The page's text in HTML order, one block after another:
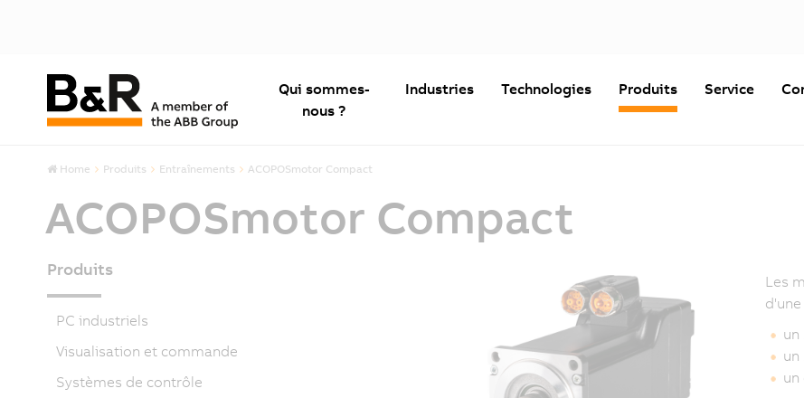
Qui sommes-
nous ?
Industries Technologies Produits Service
Home Produits Entraînements ACOPOSmotor Compact
ACOPOSmotor Compact
Les
un
un
Produits
PC industriels
Visualisation et commande
Systèmes de contrôle